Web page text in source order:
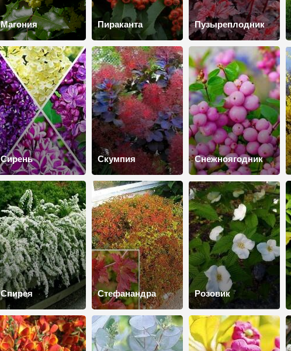
Магония Пираканта Пузыреплодник
Сирень Скумпия Снежноягодник
Спирея Стефанандра Розовик